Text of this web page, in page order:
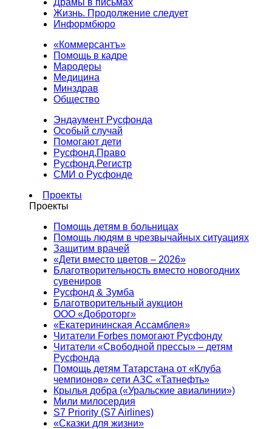
Драмы в письмах
Жизнь. Продолжение следует
Информбюро
«Коммерсантъ»
Помощь в кадре
Мародеры
Медицина
Минздрав
Общество
Эндаумент Русфонда
Особый случай
Помогают дети
Русфонд.Право
Русфонд.Регистр
СМИ о Русфонде
Проекты
Проекты
Помощь детям в больницах
Помощь людям в чрезвычайных ситуациях
Защитим врачей
«Дети вместо цветов – 2026»
Благотворительность вместо новогодних
сувениров
Русфонд & Зумба
Благотворительный аукцион
ООО «Доброторг»
«Екатерининская Ассамблея»
Читатели Forbes помогают Русфонду
Читатели «Свободной прессы» – детям
Русфонда
Помощь детям Татарстана от «Клуба
чемпионов» сети АЗС «Татнефть»
Крылья добра («Уральские авиалинии»)
Мили милосердия
S7 Priority (S7 Airlines)
«Сказки для жизни»